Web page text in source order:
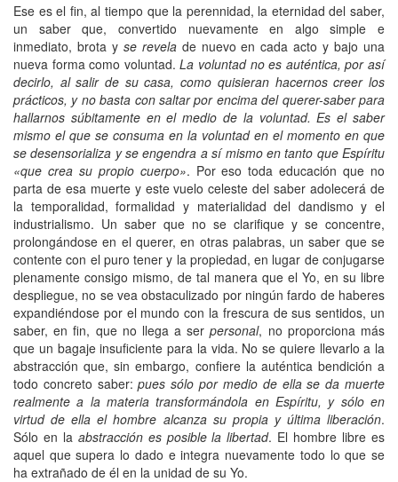
Ese es el fin, al tiempo que la perennidad, la eternidad del saber,
un saber que, convertido nuevamente en algo simple e
inmediato, brota y se revelade nuevo en cada acto y bajo una
nueva forma como voluntad.La voluntad no es auténtica, por así
decirlo, al salir de su casa, como quisieran hacernos creer los
prácticos, y no basta con saltar por encima del querer-saber para
hallarnos súbitamente en el medio de la voluntad. Es el saber
mismo el que se consuma en la voluntad en el momento en que
se desensorializa y se engendra a sí mismo en tanto que Espíritu
«que crea su propio cuerpo». Por eso toda educación que no
parta de esa muerte y este vuelo celeste del saber adolecerá de
la temporalidad, formalidad y materialidad del dandismo y el
industrialismo. Un saber que no se clarifique y se concentre,
prolongándose en el querer, en otras palabras, un saber que se
contente con el puro tener y la propiedad, en lugar de conjugarse
plenamente consigo mismo, de tal manera que el Yo, en su libre
despliegue, no se vea obstaculizado por ningún fardo de haberes
expandiéndose por el mundo con la frescura de sus sentidos, un
saber, en fin, que no llega a serpersonal, no proporciona más
que un bagaje insuficiente para la vida. No se quiere llevarlo a la
abstracción que, sin embargo, confiere la auténtica bendición a
todo concreto saber:pues sólo por medio de ella se da muerte
realmente a la materia transformándola en Espíritu, y sólo en
virtud de ella el hombre alcanza su propia y última liberación.
Sólo en la abstracción es posible la libertad. El hombre libre es
aquel que supera lo dado e integra nuevamente todo lo que se
ha extrañado de él en la unidad de su Yo.